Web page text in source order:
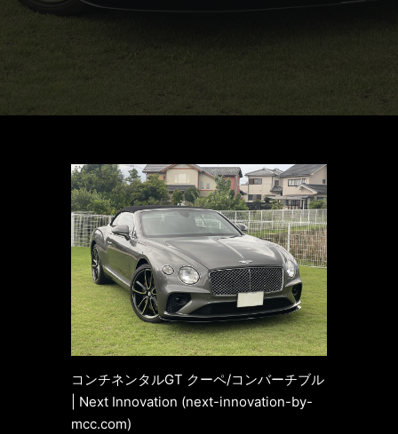
コンチネンタルGT クーペ/コンバーチブル
| Next Innovation (next-innovation-by-
mcc.com)